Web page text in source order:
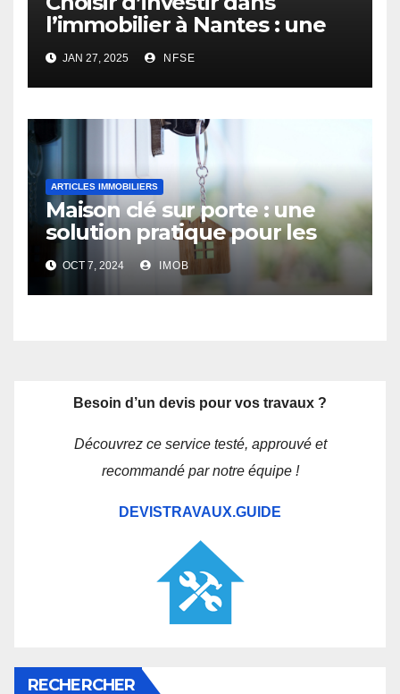
l’immobilier à Nantes : une
opportunité rentable
JAN 27, 2025 NFSE
ARTICLES IMMOBILIERS
Maison clé sur porte : une
solution pratique pour les
futurs propriétaires
OCT 7, 2024 IMOB
Besoin d’un devis pour vos travaux ?
Découvrez ce service testé, approuvé et
recommandé par notre équipe !
DEVISTRAVAUX.GUIDE
RECHERCHER